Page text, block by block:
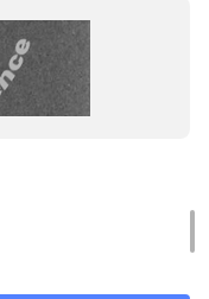
дом
408
защищены.